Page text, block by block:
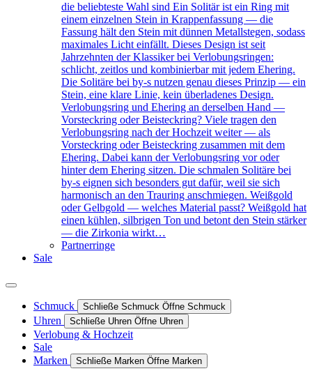
die beliebteste Wahl sind Ein Solitär ist ein Ring mit
einem einzelnen Stein in Krappenfassung — die
Fassung hält den Stein mit dünnen Metallstegen, sodass
maximales Licht einfällt. Dieses Design ist seit
Jahrzehnten der Klassiker bei Verlobungsringen:
schlicht, zeitlos und kombinierbar mit jedem Ehering.
Die Solitäre bei by-s nutzen genau dieses Prinzip — ein
Stein, eine klare Linie, kein überladenes Design.
Verlobungsring und Ehering an derselben Hand —
Vorsteckring oder Beisteckring? Viele tragen den
Verlobungsring nach der Hochzeit weiter — als
Vorsteckring oder Beisteckring zusammen mit dem
Ehering. Dabei kann der Verlobungsring vor oder
hinter dem Ehering sitzen. Die schmalen Solitäre bei
by-s eignen sich besonders gut dafür, weil sie sich
harmonisch an den Trauring anschmiegen. Weißgold
oder Gelbgold — welches Material passt? Weißgold hat
einen kühlen, silbrigen Ton und betont den Stein stärker
— die Zirkonia wirkt…
Partnerringe
Sale
Schmuck Schließe Schmuck Öffne Schmuck
Uhren Schließe Uhren Öffne Uhren
Verlobung & Hochzeit
Sale
Marken
Schließe Marken Öffne Marken